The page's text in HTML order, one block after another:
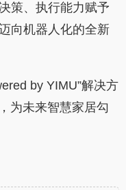
策、执行能力赋予
向机器人化的全新
by YIMU”解决方
为未来智慧家居勾